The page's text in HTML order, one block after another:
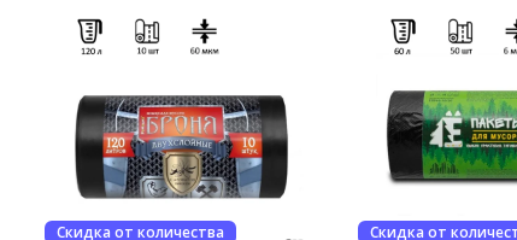
Скидка от количества Скидка от